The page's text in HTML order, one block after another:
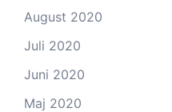
August 2020
Juli 2020
Juni 2020
Maj 2020